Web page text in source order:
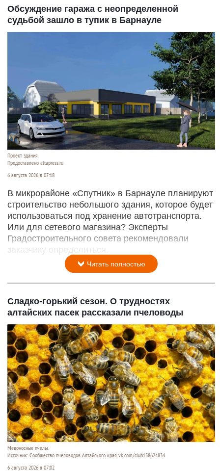
Обсуждение гаража с неопределенной
судьбой зашло в тупик в Барнауле
Проект здания
Предоставлено altapress.ru
6 августа 2026 в 07:18
В микрорайоне «Спутник» в Барнауле планируют
строительство небольшого здания, которое будет
использоваться под хранение автотранспорта.
Или для сетевого магазина? Эксперты
Градостроительного совета рекомендовали
заказчику определиться.
Читать полностью
Сладко-горький сезон. О трудностях
алтайских пасек рассказали пчеловоды
Медоносные пчелы.
Источник: Сообщество пчеловодов Алтайского края vk.com/club158624834
6 августа 2026 в 07:02